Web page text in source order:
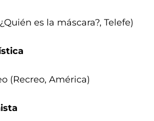
es la máscara?, Telefe)
(Recreo, América)